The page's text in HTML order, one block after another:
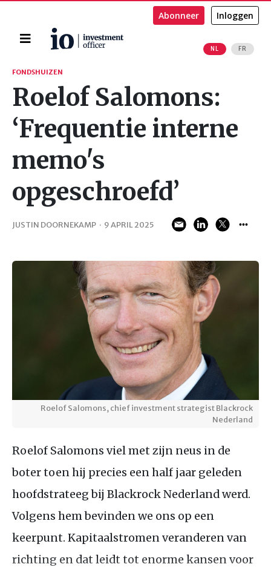
Home
NL FR
Abonneer Inloggen
Zoeken
FONDSHUIZEN
Roelof Salomons:
‘Frequentie interne
memo's
opgeschroefd’
JUSTIN DOORNEKAMP · 9 APRIL 2025
Roelof Salomons, chief investment strategist Blackrock
Nederland
Roelof Salomons viel met zijn neus in de
boter toen hij precies een half jaar geleden
hoofdstrateeg bij Blackrock Nederland werd.
Volgens hem bevinden we ons op een
keerpunt. Kapitaalstromen veranderen van
richting en dat leidt tot enorme kansen voor